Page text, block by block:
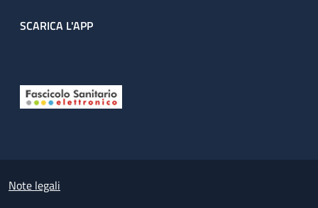
SCARICA L'APP
Small prints
Note legali